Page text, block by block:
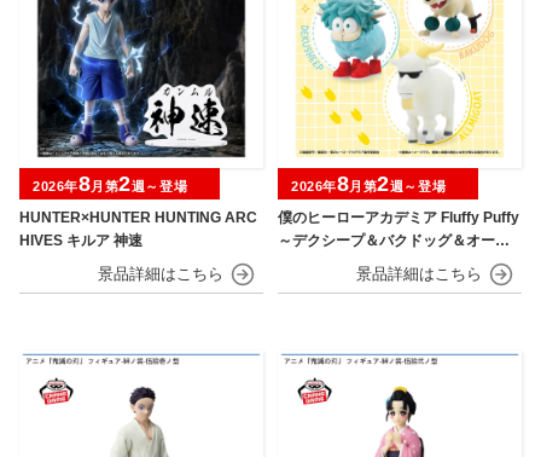
HUNTER×HUNTER HUNTING ARC
HIVES キルア 神速
2026年8月第2週～登場
僕のヒーローアカデミア Fluffy Puffy
～デクシープ＆バクドッグ＆オール
マイゴート～
2026年8月第2週～登場